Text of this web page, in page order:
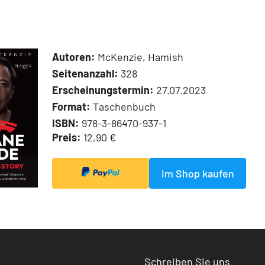
Autoren: McKenzie, Hamish
Seitenanzahl: 328
Erscheinungstermin: 27.07.2023
Format: Taschenbuch
ISBN: 978-3-86470-937-1
Preis: 12,90 €
Im Shop kaufen
Schreiben Sie uns